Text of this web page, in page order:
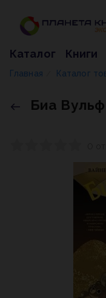
Каталог Книги
Главная Каталог
Биа Вульф